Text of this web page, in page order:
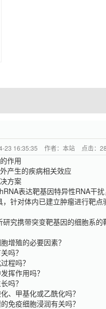
23 16:35:35 作者： 本站 点击：
作用
产生的疾病相关效应
方案
表达靶基因特异性RNA干
针对体内已建立肿瘤进行靶
究携带突变靶基因的细胞系
增殖的必要因素？
吗？
程吗？
挥作用吗？
吗？
、甲基化或乙酰化吗？
免疫细胞浸润有关吗？